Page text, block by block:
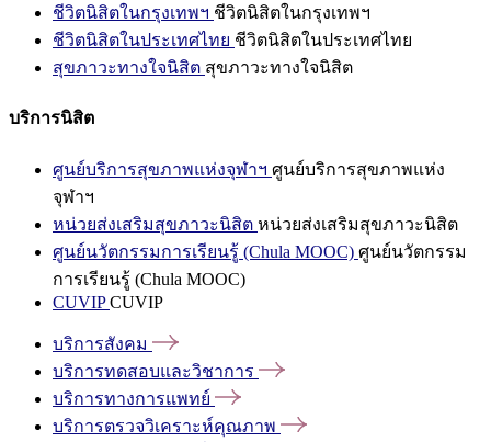
ชีวิตนิสิตในกรุงเทพฯ ชีวิตนิสิตในกรุงเทพฯ
ชีวิตนิสิตในประเทศไทย ชีวิตนิสิตในประเทศไทย
สุขภาวะทางใจนิสิต สุขภาวะทางใจนิสิต
บริการนิสิต
ศูนย์บริการสุขภาพแห่งจุฬาฯ ศูนย์บริการสุขภาพแห่ง
จุฬาฯ
หน่วยส่งเสริมสุขภาวะนิสิต หน่วยส่งเสริมสุขภาวะนิสิต
ศูนย์นวัตกรรมการเรียนรู้ (Chula MOOC) ศูนย์นวัตกรรม
การเรียนรู้ (Chula MOOC)
CUVIPCUVIP
บริการสังคม
บริการทดสอบและวิชาการ
บริการทางการแพทย์
บริการตรวจวิเคราะห์คุณภาพ